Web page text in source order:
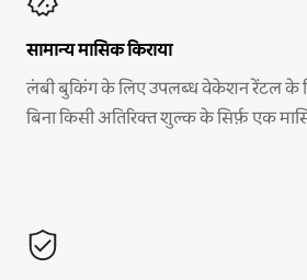
सामान्य मासिक किराया
लंबी बुकिंग के लिए उपलब्ध वेकेशन रेंटल के
बिना किसी अतिरिक्त शुल्क के सिर्फ़ एक